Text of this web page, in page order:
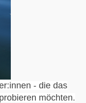
- die das
möchten.